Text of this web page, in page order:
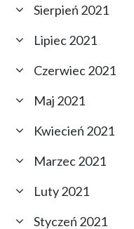
Sierpień 2021
Lipiec 2021
Czerwiec 2021
Maj 2021
Kwiecień 2021
Marzec 2021
Luty 2021
Styczeń 2021